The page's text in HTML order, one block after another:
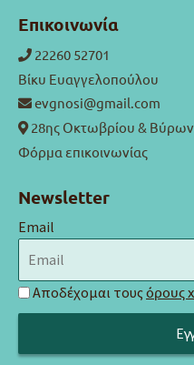
Επικοινωνία
22260 52701
Βίκυ Ευαγγελοπούλου
evgnosi@gmail.com
28ης Οκτωβρίου &
Φόρμα επικοινωνίας
Newsletter
Email
Αποδέχομαι τους όρους